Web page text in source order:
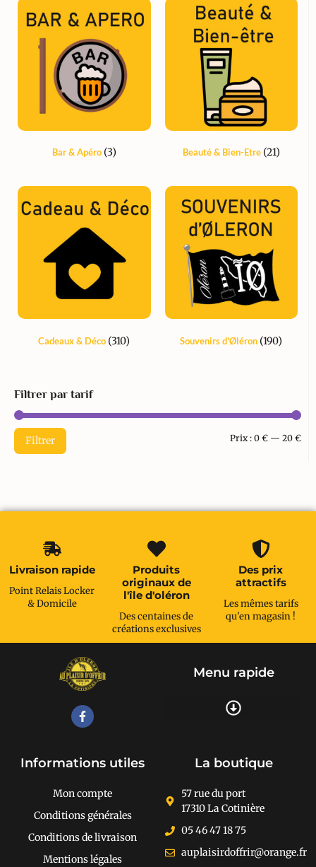
Bar & Apéro (3) Beauté & Bien-Etre (21)
Cadeaux & Déco (310) Souvenirs d'Øléron (190)
Filtrer par tarif
Filtrer Prix : 0 € — 20 €
Livraison rapide
Point Relais Locker
& Domicile
Produits
originaux de
l'île d'oléron
Des centaines de
créations exclusives
Des prix
attractifs
Les mêmes tarifs
qu'en magasin !
Menu rapide
Informations utiles
Mon compte
Conditions générales
Conditions de livraison
Mentions légales
La boutique
57 rue du port
17310 La Cotinière
05 46 47 18 75
auplaisirdoffrir@orange.fr